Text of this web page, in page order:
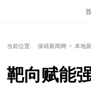
当前位置: 保靖新闻网 > 本地
靶向赋能